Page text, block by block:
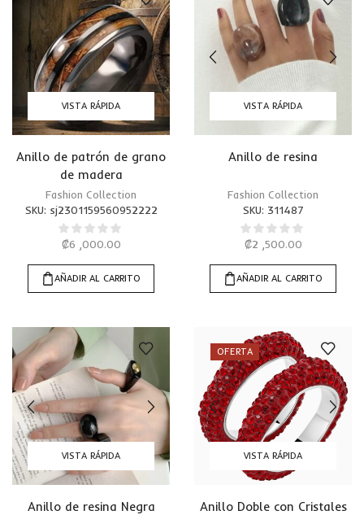
VISTA RÁPIDA
Anillo de patrón de grano
de madera
Fashion Collection
SKU: sj2301159560952222
₡6 ,000.00
AÑADIR AL CARRITO
VISTA RÁPIDA
Anillo de resina
Fashion Collection
SKU: 311487
₡2 ,500.00
AÑADIR AL CARRITO
VISTA RÁPIDA
Anillo de resina Negra
OFERTA
VISTA RÁPIDA
Anillo Doble con Cristales